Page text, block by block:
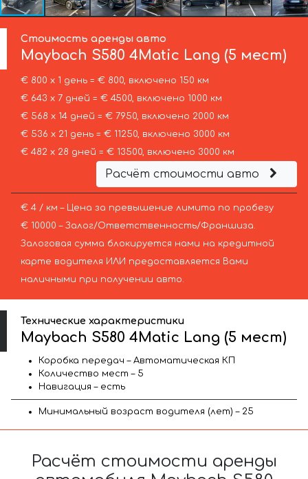
Стоимость аренды авто
Maybach S580 4Matic Lang (5 мест)
€ 800 х 1 день = € 800, включено 150 км
€ 643 х 7 дней = € 4500, включено 1000 км
€ 568 х 14 дней = € 7950, включено 2000 км
€ 536 х 21 день = € 11250, включено 3000 км
€ 482 х 28 дней = € 13500, включено 3000 км
Расчёт стоимости авто
€ 4 / км – Цена за превышение лимита по пробегу
€ 10000 – Залог/Ответственность/Франшиза.
Залоговая сумма блокируется нами на кредитной
карте водителя ИЛИ предоставляется Вами
наличными при получении авто.
Технические характеристики
Maybach S580 4Matic Lang (5 мест)
Коробка передач – Автоматическая КП
Количество мест – 5
Навигация – есть
Минимальный возраст водителя (лет) – 25
Расчёт стоимости аренды